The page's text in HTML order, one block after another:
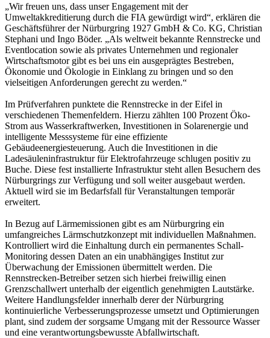
„Wir freuen uns, dass unser Engagement mit der
Umweltakkreditierung durch die FIA gewürdigt wird“, erklären die
Geschäftsführer der Nürburgring 1927 GmbH & Co. KG, Christian
Stephani und Ingo Böder. „Als weltweit bekannte Rennstrecke und
Eventlocation sowie als privates Unternehmen und regionaler
Wirtschaftsmotor gibt es bei uns ein ausgeprägtes Bestreben,
Ökonomie und Ökologie in Einklang zu bringen und so den
vielseitigen Anforderungen gerecht zu werden.“
Im Prüfverfahren punktete die Rennstrecke in der Eifel in
verschiedenen Themenfeldern. Hierzu zählten 100 Prozent Öko-
Strom aus Wasserkraftwerken, Investitionen in Solarenergie und
intelligente Messsysteme für eine effiziente
Gebäudeenergiesteuerung. Auch die Investitionen in die
Ladesäuleninfrastruktur für Elektrofahrzeuge schlugen positiv zu
Buche. Diese fest installierte Infrastruktur steht allen Besuchern des
Nürburgrings zur Verfügung und soll weiter ausgebaut werden.
Aktuell wird sie im Bedarfsfall für Veranstaltungen temporär
erweitert.
In Bezug auf Lärmemissionen gibt es am Nürburgring ein
umfangreiches Lärmschutzkonzept mit individuellen Maßnahmen.
Kontrolliert wird die Einhaltung durch ein permanentes Schall-
Monitoring dessen Daten an ein unabhängiges Institut zur
Überwachung der Emissionen übermittelt werden. Die
Rennstrecken-Betreiber setzen sich hierbei freiwillig einen
Grenzschallwert unterhalb der eigentlich genehmigten Lautstärke.
Weitere Handlungsfelder innerhalb derer der Nürburgring
kontinuierliche Verbesserungsprozesse umsetzt und Optimierungen
plant, sind zudem der sorgsame Umgang mit der Ressource Wasser
und eine verantwortungsbewusste Abfallwirtschaft.